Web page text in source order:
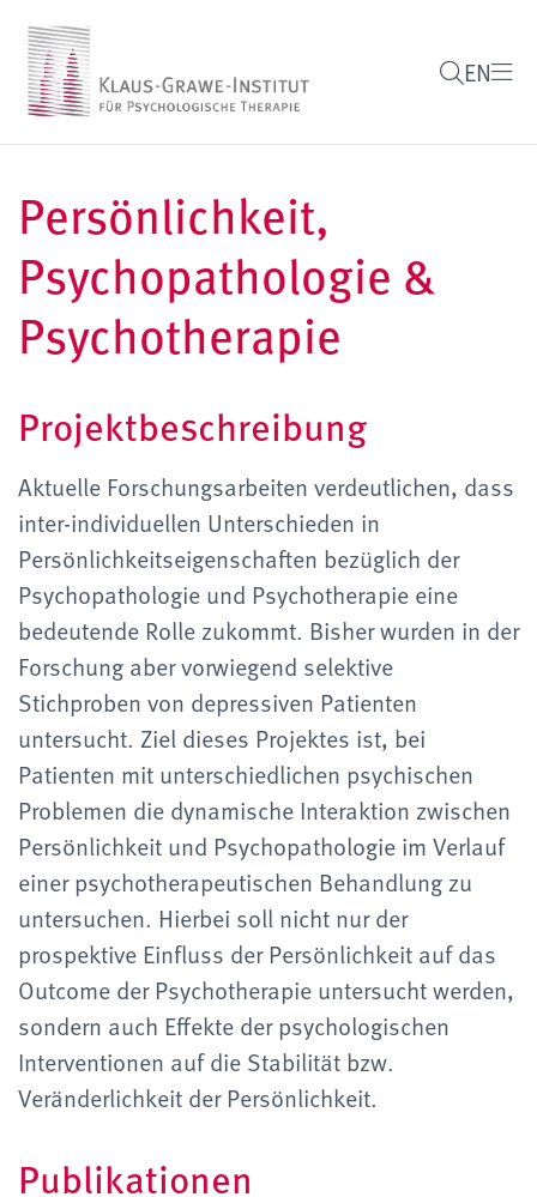
EN
Persönlichkeit,
Psychopathologie &
Psychotherapie
Projektbeschreibung
Aktuelle Forschungsarbeiten verdeutlichen, dass
inter-individuellen Unterschieden in
Persönlichkeitseigenschaften bezüglich der
Psychopathologie und Psychotherapie eine
bedeutende Rolle zukommt. Bisher wurden in der
Forschung aber vorwiegend selektive
Stichproben von depressiven Patienten
untersucht. Ziel dieses Projektes ist, bei
Patienten mit unterschiedlichen psychischen
Problemen die dynamische Interaktion zwischen
Persönlichkeit und Psychopathologie im Verlauf
einer psychotherapeutischen Behandlung zu
untersuchen. Hierbei soll nicht nur der
prospektive Einfluss der Persönlichkeit auf das
Outcome der Psychotherapie untersucht werden,
sondern auch Effekte der psychologischen
Interventionen auf die Stabilität bzw.
Veränderlichkeit der Persönlichkeit.
Publikationen